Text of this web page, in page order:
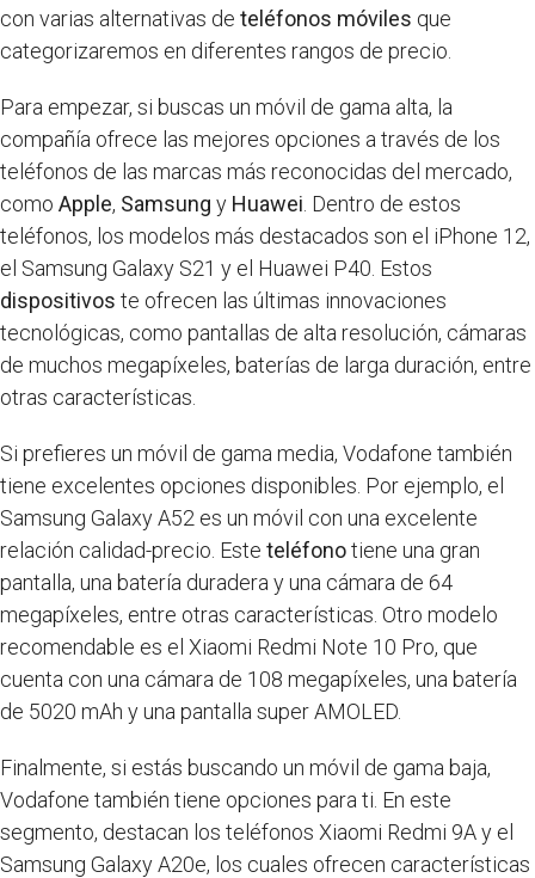
con varias alternativas de teléfonos móviles que
categorizaremos en diferentes rangos de precio.
Para empezar, si buscas un móvil de gama alta, la
compañía ofrece las mejores opciones a través de los
teléfonos de las marcas más reconocidas del mercado,
como Apple, Samsung y Huawei . Dentro de estos
teléfonos, los modelos más destacados son el iPhone 12,
el Samsung Galaxy S21 y el Huawei P40. Estos
dispositivos te ofrecen las últimas innovaciones
tecnológicas, como pantallas de alta resolución, cámaras
de muchos megapíxeles, baterías de larga duración, entre
otras características.
Si prefieres un móvil de gama media, Vodafone también
tiene excelentes opciones disponibles. Por ejemplo, el
Samsung Galaxy A52 es un móvil con una excelente
relación calidad-precio. Este teléfonotiene una gran
pantalla, una batería duradera y una cámara de 64
megapíxeles, entre otras características. Otro modelo
recomendable es el Xiaomi Redmi Note 10 Pro, que
cuenta con una cámara de 108 megapíxeles, una batería
de 5020 mAh y una pantalla super AMOLED.
Finalmente, si estás buscando un móvil de gama baja,
Vodafone también tiene opciones para ti. En este
segmento, destacan los teléfonos Xiaomi Redmi 9A y el
Samsung Galaxy A20e, los cuales ofrecen características